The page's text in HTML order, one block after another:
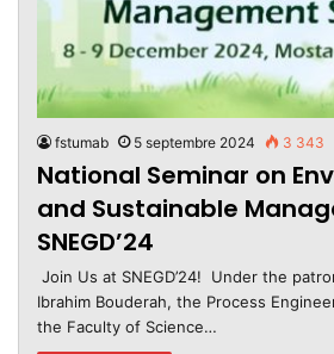
fstumab 5 septembre 2024 3 343
National Seminar on
and Sustainable
SNEGD’24
Join Us at SNEGD’24! Under the
Ibrahim Bouderah, the Process
the Faculty of Science…